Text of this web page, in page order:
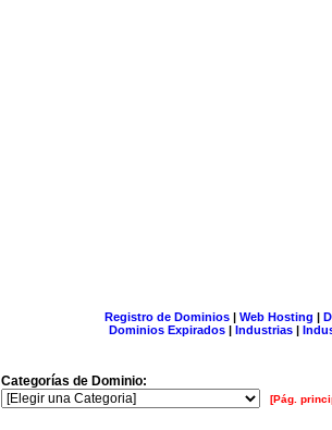
Registro de Dominios| Web Hosting |
Dominios Expirados | Industrias |
Categorías de Dominio:
[Pág.